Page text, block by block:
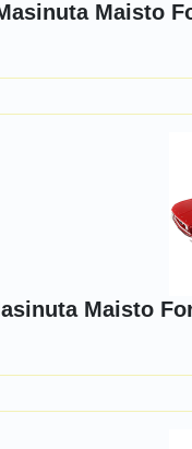
Maisto
Maisto